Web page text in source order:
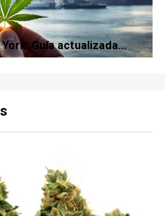
Guía actualizada...